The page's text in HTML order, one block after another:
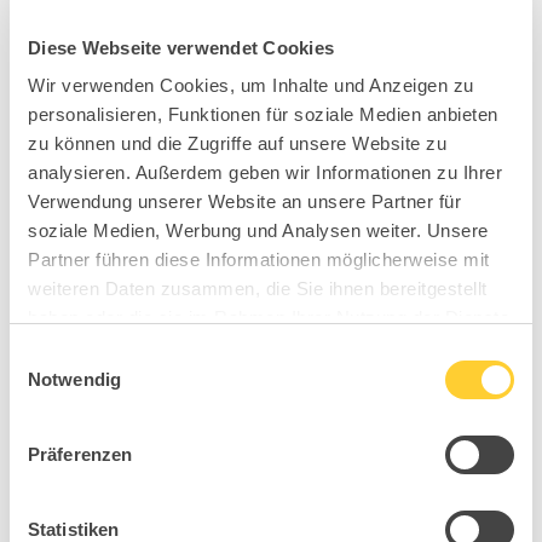
Diese Webseite verwendet Cookies
Wir verwenden Cookies, um Inhalte und Anzeigen zu
personalisieren, Funktionen für soziale Medien anbieten
zu können und die Zugriffe auf unsere Website zu
analysieren. Außerdem geben wir Informationen zu Ihrer
Verwendung unserer Website an unsere Partner für
soziale Medien, Werbung und Analysen weiter. Unsere
Partner führen diese Informationen möglicherweise mit
weiteren Daten zusammen, die Sie ihnen bereitgestellt
Notwendig
Präferenzen
Statistiken